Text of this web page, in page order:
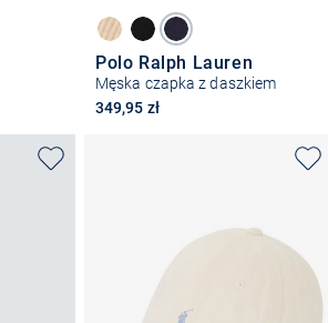
Polo Ralph Lauren
Męska czapka z daszkiem
349,95 zł